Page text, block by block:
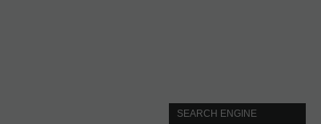
SEARCH ENGINE